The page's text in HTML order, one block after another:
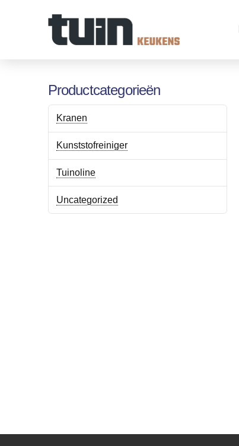
Productcategorieën
Kranen
Kunststofreiniger
Tuinoline
Uncategorized